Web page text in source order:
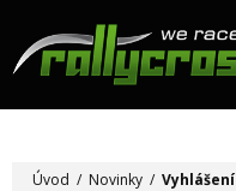
Úvod / Novinky / Vyhlášení